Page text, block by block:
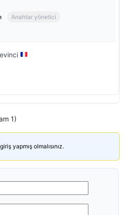
Anahtar yönetici
1)
yapmış olmalısınız.